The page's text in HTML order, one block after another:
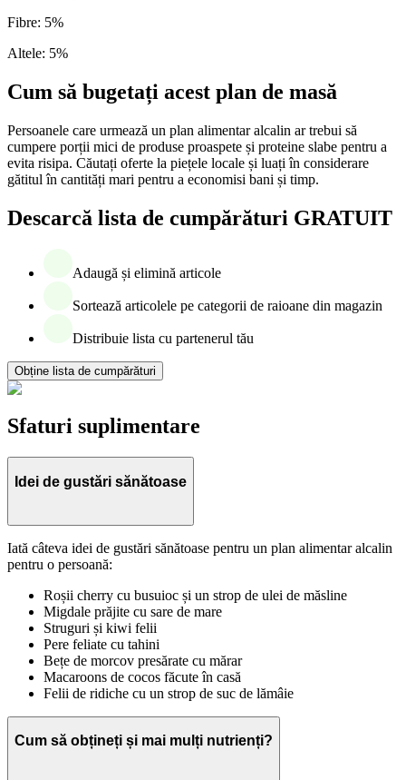
Fibre: 5%
Altele: 5%
Cum să bugetați acest plan de masă
Persoanele care urmează un plan alimentar alcalin ar trebui să
cumpere porții mici de produse proaspete și proteine slabe pentru a
evita risipa. Căutați oferte la piețele locale și luați în considerare
gătitul în cantități mari pentru a economisi bani și timp.
Descarcă lista de cumpărături GRATUIT
Adaugă și elimină articole
Sortează articolele pe categorii de raioane din magazin
Distribuie lista cu partenerul tău
Obține lista de cumpărături
Sfaturi suplimentare
Idei de gustări sănătoase
Iată câteva idei de gustări sănătoase pentru un plan alimentar alcalin
pentru o persoană:
Roșii cherry cu busuioc și un strop de ulei de măsline
Migdale prăjite cu sare de mare
Struguri și kiwi felii
Pere feliate cu tahini
Bețe de morcov presărate cu mărar
Macaroons de cocos făcute în casă
Felii de ridiche cu un strop de suc de lămâie
Cum să obțineți și mai mulți nutrienți?